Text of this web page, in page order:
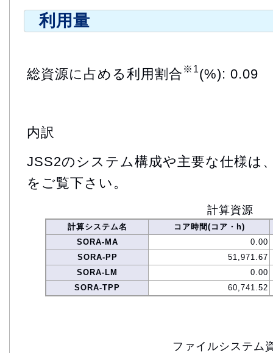
利用量
総資源に占める利用割合 ※1(%): 0.09
内訳
JSS2のシステム構成や主要な仕様は
をご覧下さい。
計算資源
計算システム名
コア時間(コア・h)
SORA-MA
0.00
SORA-PP
51,971.67
SORA-LM
0.00
SORA-TPP
60,741.52
ファイルシステム